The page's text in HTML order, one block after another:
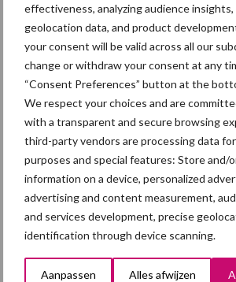
effectiveness, analyzing audience
geolocation data, and product
your consent will be valid across all our
change or withdraw your consent at any
“Consent Preferences” button at the
We respect your choices and are
with a transparent and secure browsing
third-party vendors are processing data
purposes and special features: Store and/
information on a device, personalized
advertising and content measurement,
and services development, precise
identification through device scanning.
Aanpassen Alles afwijzen
Footer Onze brandpartners